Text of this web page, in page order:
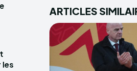
les
ARTICLES